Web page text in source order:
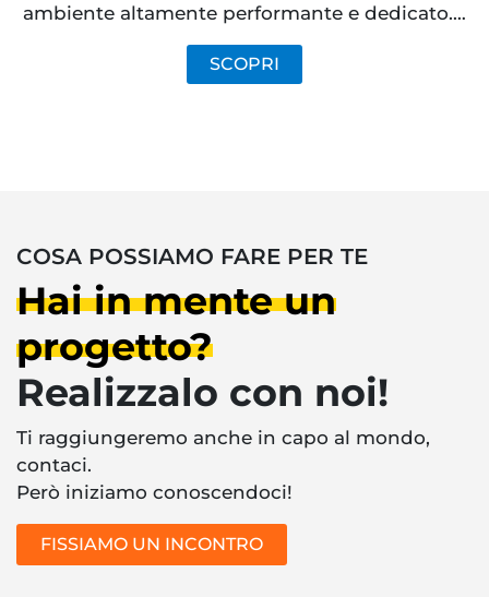
ambiente altamente performante e dedicato.…
SCOPRI
COSA POSSIAMO FARE PER TE
Hai in mente un
progetto?
Realizzalo con noi!
Ti raggiungeremo anche in capo al mondo,
contaci.
Però iniziamo conoscendoci!
FISSIAMO UN INCONTRO